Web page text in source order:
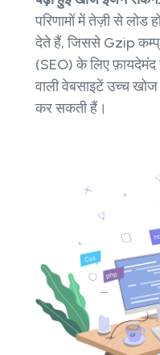
परिणामों में तेज़ी से लोड
देते हैं, जिससे Gzip
(SEO) के लिए
वाली वेबसाइटें उच्च खोज
कर सकती हैं।